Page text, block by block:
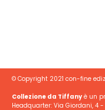
© Copyright 2021 con-fine
Collezione da Tiffanyè un
Headquarter: Via Giordani, 4 -